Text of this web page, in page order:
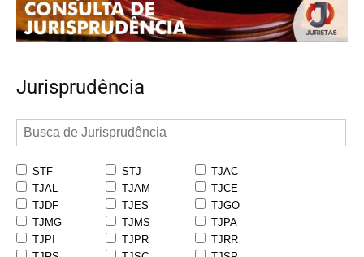
Jurisprudência
STF STJ
TJAC
TJAL
TJAM
TJCE
TJDF
TJES
TJGO
TJMG
TJMS
TJPA
TJPI
TJPR
TJRR